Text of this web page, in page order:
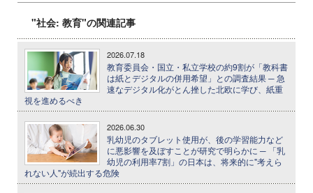
"社会: 教育"の関連記事
2026.07.18
教育委員会・国立・私立学校の約9割が「教科書
は紙とデジタルの併用希望」との調査結果 ─ 急
速なデジタル化がとん挫した北欧に学び、紙重
視を進めるべき
2026.06.30
乳幼児のタブレット使用が、後の学習能力など
に悪影響を及ぼすことが研究で明らかに ─ 「乳
幼児の利用率7割」の日本は、将来的に"考えら
れない人"が続出する危険